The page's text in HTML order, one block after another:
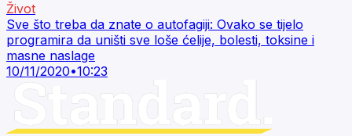
Život
Sve što treba da znate o autofagiji: Ovako se tijelo
programira da uništi sve loše ćelije, bolesti, toksine i
masne naslage
10/11/2020•10:23